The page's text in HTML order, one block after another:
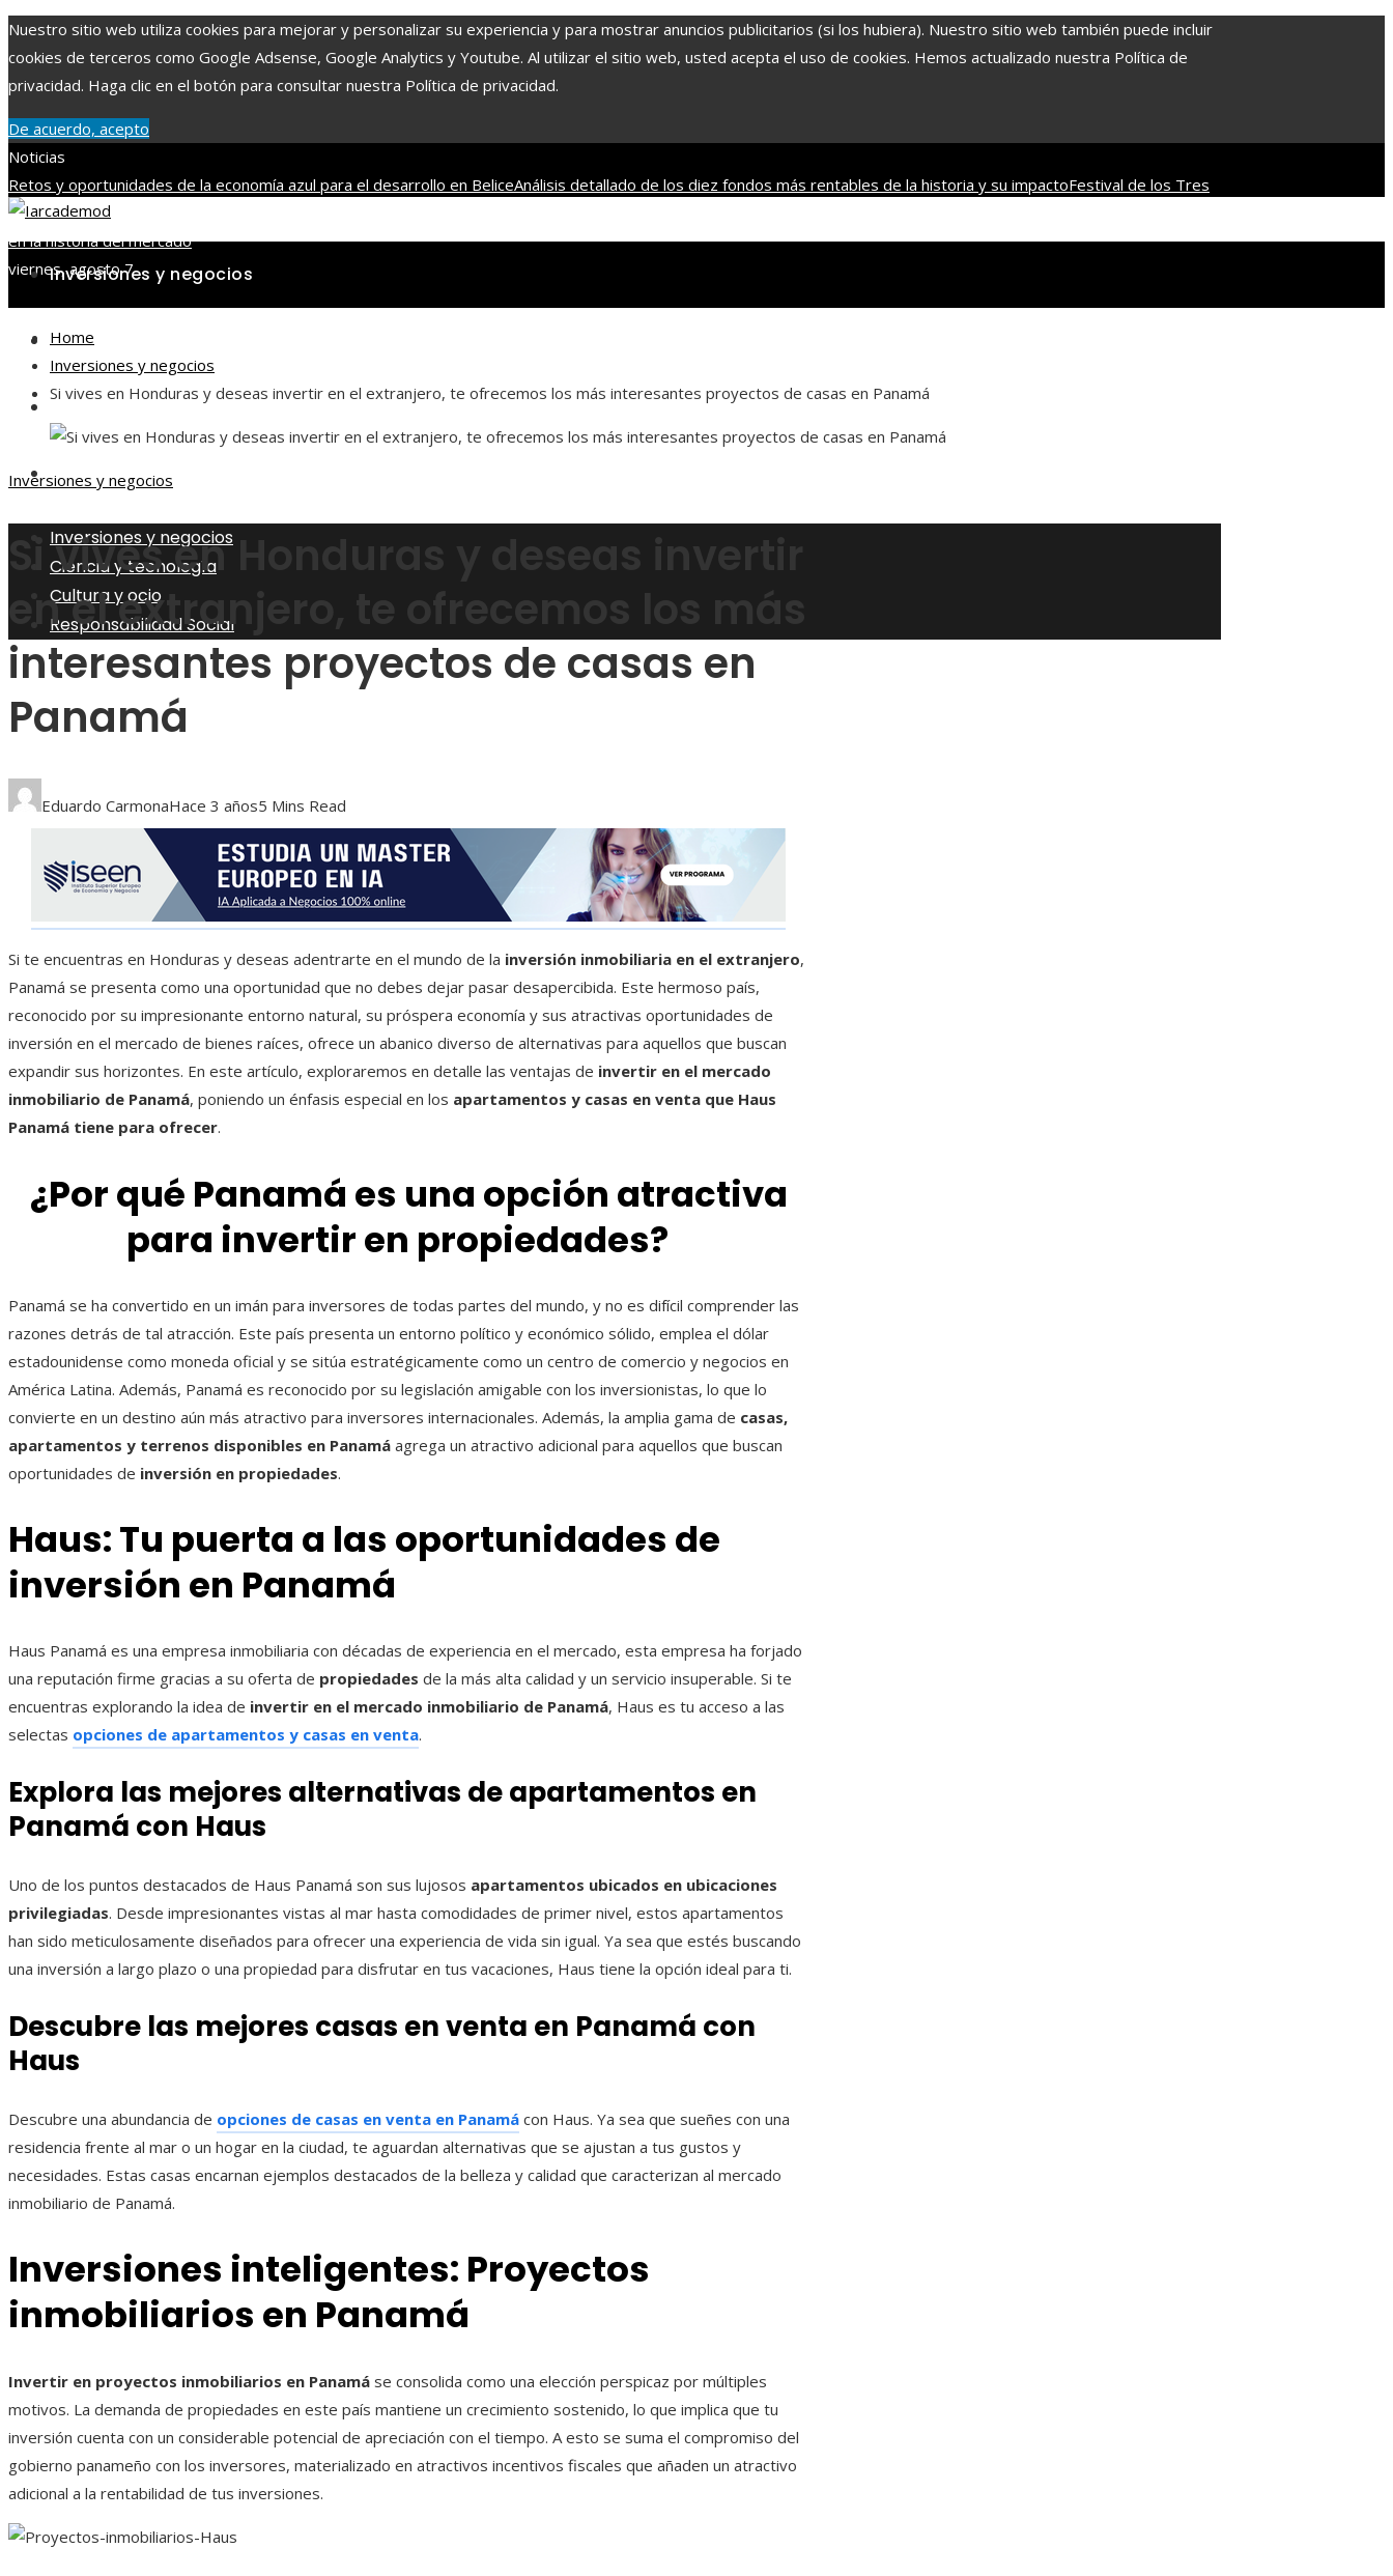
Nuestro sitio web utiliza cookies para mejorar y personalizar su experiencia y para mostrar anuncios publicitarios (si los hubiera). Nuestro sitio web también puede incluir
cookies de terceros como Google Adsense, Google Analytics y Youtube. Al utilizar el sitio web, usted acepta el uso de cookies. Hemos actualizado nuestra Política de
privacidad. Haga clic en el botón para consultar nuestra Política de privacidad.
De acuerdo, acepto
Noticias
Retos y oportunidades de la economía azul para el desarrollo en BeliceAnálisis detallado de los diez fondos más rentables de la historia y su impactoFestival de los Tres
Coros y otros eventos musicales históricos
en la historia del mercado
viernes, agosto 7
Inversiones y negocios
Ciencia y tecnología
Cultura y ocio
Responsabilidad Social
Inversiones y negocios
Ciencia y tecnología
Cultura y ocio
Responsabilidad Social
Home
Inversiones y negocios
Si vives en Honduras y deseas invertir en el extranjero, te ofrecemos los más interesantes proyectos de casas en Panamá
Inversiones y negocios
Si vives en Honduras y deseas invertir
en el extranjero, te ofrecemos los más
interesantes proyectos de casas en
Panamá
Eduardo CarmonaHace 3 años5 Mins Read
Si te encuentras en Honduras y deseas adentrarte en el mundo de la inversión inmobiliaria en el extranjero,
Panamá se presenta como una oportunidad que no debes dejar pasar desapercibida. Este hermoso país,
reconocido por su impresionante entorno natural, su próspera economía y sus atractivas oportunidades de
inversión en el mercado de bienes raíces, ofrece un abanico diverso de alternativas para aquellos que buscan
expandir sus horizontes. En este artículo, exploraremos en detalle las ventajas de invertir en el mercado
inmobiliario de Panamá, poniendo un énfasis especial en los apartamentos y casas en venta que Haus
Panamá tiene para ofrecer.
¿Por qué Panamá es una opción atractiva
para invertir en propiedades?
Panamá se ha convertido en un imán para inversores de todas partes del mundo, y no es difícil comprender las
razones detrás de tal atracción. Este país presenta un entorno político y económico sólido, emplea el dólar
estadounidense como moneda oficial y se sitúa estratégicamente como un centro de comercio y negocios en
América Latina. Además, Panamá es reconocido por su legislación amigable con los inversionistas, lo que lo
convierte en un destino aún más atractivo para inversores internacionales. Además, la amplia gama de casas,
apartamentos y terrenos disponibles en Panamá agrega un atractivo adicional para aquellos que buscan
oportunidades de inversión en propiedades.
Haus: Tu puerta a las oportunidades de
inversión en Panamá
Haus Panamá es una empresa inmobiliaria con décadas de experiencia en el mercado, esta empresa ha forjado
una reputación firme gracias a su oferta de propiedades de la más alta calidad y un servicio insuperable. Si te
encuentras explorando la idea de invertir en el mercado inmobiliario de Panamá, Haus es tu acceso a las
selectas opciones de apartamentos y casas en venta.
Explora las mejores alternativas de apartamentos en
Panamá con Haus
Uno de los puntos destacados de Haus Panamá son sus lujosos apartamentos ubicados en ubicaciones
privilegiadas. Desde impresionantes vistas al mar hasta comodidades de primer nivel, estos apartamentos
han sido meticulosamente diseñados para ofrecer una experiencia de vida sin igual. Ya sea que estés buscando
una inversión a largo plazo o una propiedad para disfrutar en tus vacaciones, Haus tiene la opción ideal para ti.
Descubre las mejores casas en venta en Panamá con
Haus
Descubre una abundancia de opciones de casas en venta en Panamá con Haus. Ya sea que sueñes con una
residencia frente al mar o un hogar en la ciudad, te aguardan alternativas que se ajustan a tus gustos y
necesidades. Estas casas encarnan ejemplos destacados de la belleza y calidad que caracterizan al mercado
inmobiliario de Panamá.
Inversiones inteligentes: Proyectos
inmobiliarios en Panamá
Invertir en proyectos inmobiliarios en Panamá se consolida como una elección perspicaz por múltiples
motivos. La demanda de propiedades en este país mantiene un crecimiento sostenido, lo que implica que tu
inversión cuenta con un considerable potencial de apreciación con el tiempo. A esto se suma el compromiso del
gobierno panameño con los inversores, materializado en atractivos incentivos fiscales que añaden un atractivo
adicional a la rentabilidad de tus inversiones.